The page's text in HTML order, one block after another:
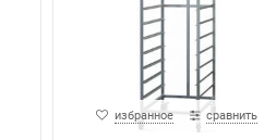
избранное сравнить